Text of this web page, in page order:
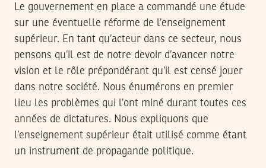
Le gouvernement en place a commandé une étude
sur une éventuelle réforme de l’enseignement
supérieur. En tant qu’acteur dans ce secteur, nous
pensons qu’il est de notre devoir d’avancer notre
vision et le rôle prépondérant qu’il est censé jouer
dans notre société. Nous énumérons en premier
lieu les problèmes qui l’ont miné durant toutes ces
années de dictatures. Nous expliquons que
l’enseignement supérieur était utilisé comme étant
un instrument de propagande politique.